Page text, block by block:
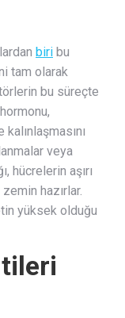
biri bu
tam olarak
bu süreçte
veya
hücrelerin aşırı
hazırlar.
yüksek olduğu